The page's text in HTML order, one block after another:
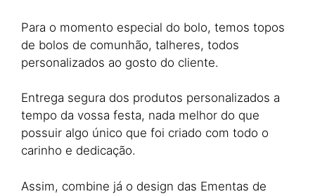
Para o momento especial do bolo, temos topos
de bolos de comunhão, talheres, todos
personalizados ao gosto do cliente.
Entrega segura dos produtos personalizados a
tempo da vossa festa, nada melhor do que
possuir algo único que foi criado com todo o
carinho e dedicação.
Assim, combine já o design das Ementas de